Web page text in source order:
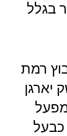
בגלל
רמת
כבעל